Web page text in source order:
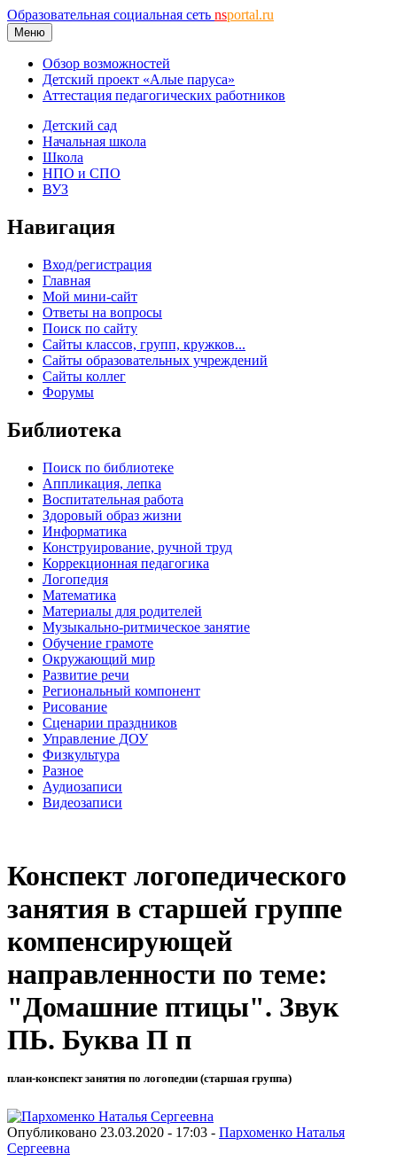
Образовательная социальная сеть nsportal.ru
Меню
Обзор возможностей
Детский проект «Алые паруса»
Аттестация педагогических работников
Детский сад
Начальная школа
Школа
НПО и СПО
ВУЗ
Навигация
Вход/регистрация
Главная
Мой мини-сайт
Ответы на вопросы
Поиск по сайту
Сайты классов, групп, кружков...
Сайты образовательных учреждений
Сайты коллег
Форумы
Библиотека
Поиск по библиотеке
Аппликация, лепка
Воспитательная работа
Здоровый образ жизни
Информатика
Конструирование, ручной труд
Коррекционная педагогика
Логопедия
Математика
Материалы для родителей
Музыкально-ритмическое занятие
Обучение грамоте
Окружающий мир
Развитие речи
Региональный компонент
Рисование
Сценарии праздников
Управление ДОУ
Физкультура
Разное
Аудиозаписи
Видеозаписи
Конспект логопедического
занятия в старшей группе
компенсирующей
направленности по теме:
"Домашние птицы". Звук
ПЬ. Буква П п
план-конспект занятия по логопедии (старшая группа)
Опубликовано 23.03.2020 - 17:03 - Пархоменко Наталья
Сергеевна